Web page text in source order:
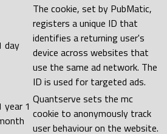
day
The cookie, set by PubMatic,
registers a unique ID that
identifies a returning user's
device across websites that
use the same ad network. The
ID is used for targeted ads.
year 1 Quantserve sets the mc
cookie to anonymously track
user behaviour on the website.